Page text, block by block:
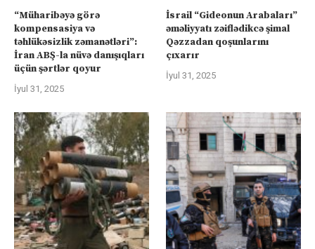
“Müharibəyə görə
kompensasiya və
təhlükəsizlik zəmanətləri”:
İran ABŞ-la nüvə danışıqları
üçün şərtlər qoyur
İyul 31, 2025
İsrail “Gideonun Arabaları”
əməliyyatı zəiflədikcə şimal
Qəzzadan qoşunlarını
çıxarır
İyul 31, 2025